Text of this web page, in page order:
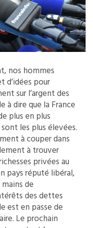
nos hommes
d’idées pour
sur l’argent des
à dire que la France
plus en plus
les plus élevées.
à couper dans
à trouver
privées au
pays réputé libéral,
de
des dettes
est en passe de
Le prochain